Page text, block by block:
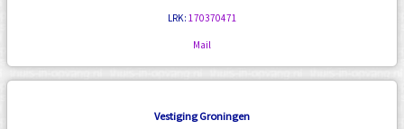
LRK: 170370471
Mail
Vestiging Groningen